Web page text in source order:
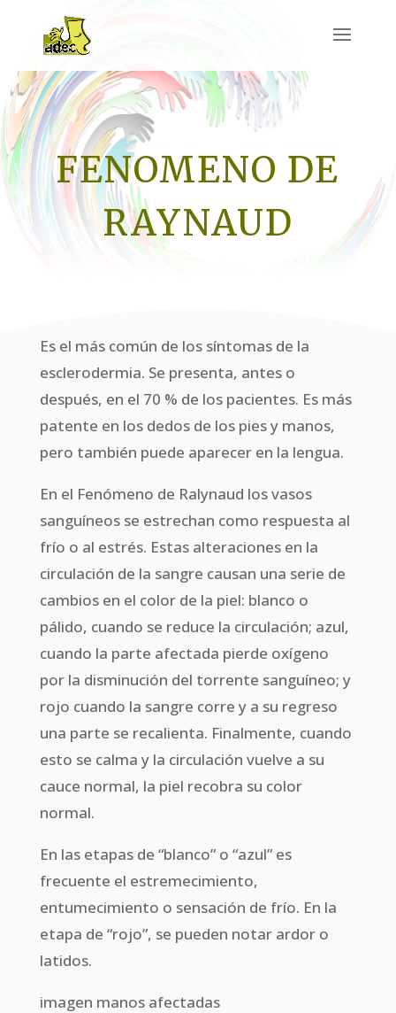
FENOMENO DE
RAYNAUD
Es el más común de los síntomas de la
esclerodermia. Se presenta, antes o
después, en el 70 % de los pacientes. Es más
patente en los dedos de los pies y manos,
pero también puede aparecer en la lengua.
En el Fenómeno de Ralynaud los vasos
sanguíneos se estrechan como respuesta al
frío o al estrés. Estas alteraciones en la
circulación de la sangre causan una serie de
cambios en el color de la piel: blanco o
pálido, cuando se reduce la circulación; azul,
cuando la parte afectada pierde oxígeno
por la disminución del torrente sanguíneo; y
rojo cuando la sangre corre y a su regreso
una parte se recalienta. Finalmente, cuando
esto se calma y la circulación vuelve a su
cauce normal, la piel recobra su color
normal.
En las etapas de “blanco” o “azul” es
frecuente el estremecimiento,
entumecimiento o sensación de frío. En la
etapa de “rojo”, se pueden notar ardor o
latidos.
imagen manos afectadas